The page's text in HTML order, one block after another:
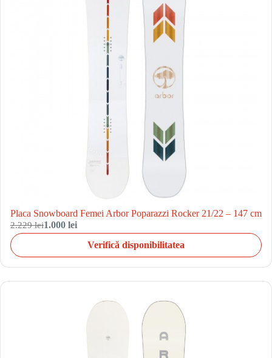
Placa Snowboard Femei Arbor Poparazzi Rocker 21/22 – 147 cm
2.229 lei1.000 lei
Verifică disponibilitatea